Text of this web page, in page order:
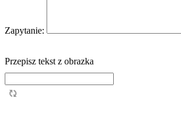
Zapytanie:
Przepisz tekst z obrazka